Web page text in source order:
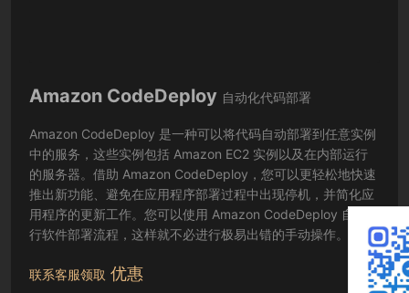
Amazon CodeDeploy 自动化代码部署
Amazon CodeDeploy 是一种可以将代码自动部署到任意实例
中的服务，这些实例包括 Amazon EC2 实例以及在内部运行
的服务器。借助 Amazon CodeDeploy，您可以更轻松地快速
推出新功能、避免在应用程序部署过程中出现停机，并简化应
用程序的更新工作。您可以使用 Amazon CodeDeploy 自动执
行软件部署流程，这样就不必进行极易出错的手动操作。该服
务还可以随您的基础设施进行扩展，以便您可以轻松部署到一
个或上千个实例中。
联系客服领取 优惠